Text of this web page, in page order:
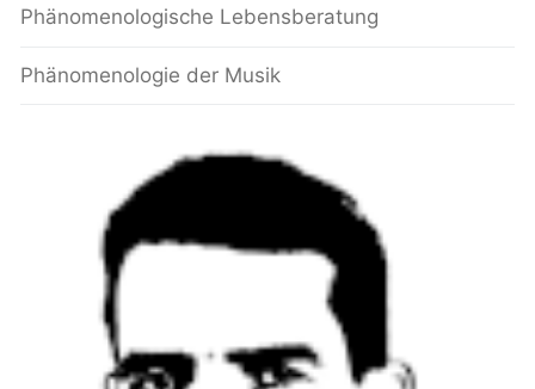
Phänomenologische Lebensberatung
Phänomenologie der Musik